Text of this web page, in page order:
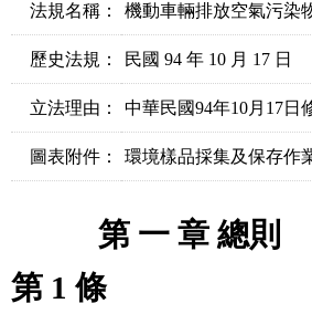
法規名稱： 機動車輛排放空氣污染
歷史法規： 民國 94 年 10 月 17 日
立法理由： 中華民國94年10月17日
圖表附件： 環境樣品採集及保存作
第 一 章 總則
第 1 條